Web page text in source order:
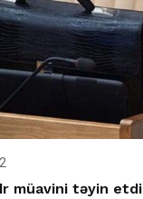
müavini təyin etdi